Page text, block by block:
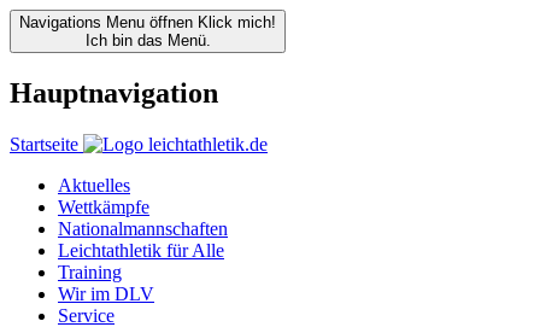
Navigations Menu öffnen Klick mich!
Ich bin das Menü.
Hauptnavigation
Startseite
Aktuelles
Wettkämpfe
Nationalmannschaften
Leichtathletik für Alle
Training
Wir im DLV
Service